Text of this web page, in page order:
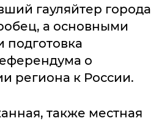
гауляйтер города
а основными
подготовка
о
региона к России.
также местная